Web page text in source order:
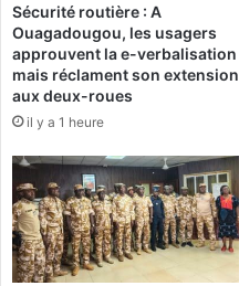
e
t
d
e
u
x
e
s
s
é
M
a
r
i
a
g
e
e
v
œ
u
Sécurité routière : A
Ouagadougou, les usagers
approuvent la e-verbalisation
mais réclament son extension
aux deux-roues
il y a 1 heure